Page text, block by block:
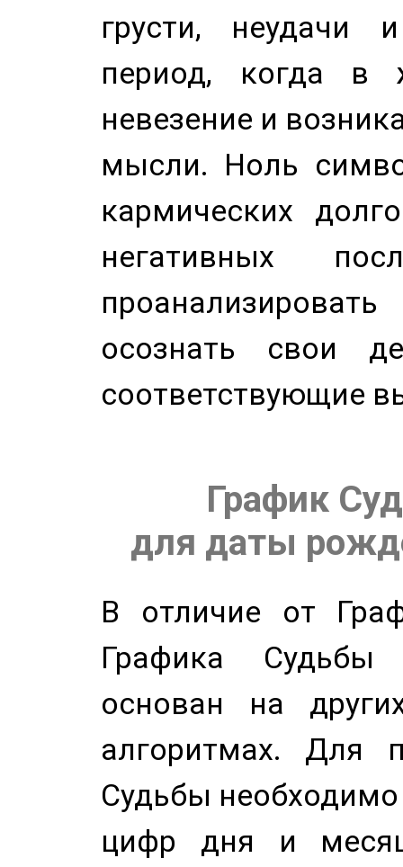
грусти, неудачи
период, когда в
невезение и
мысли. Ноль
кармических
негативных
осознать свои
соответствующие
График
для даты
В отличие от
Графика
основан на
алгоритмах. Для
Судьбы
цифр дня и